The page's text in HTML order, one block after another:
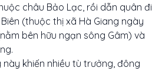
châu Bảo Lạc, rồi dẫn quân đi
(thuộc thị xã Hà Giang ngày
bên hữu ngạn sông Gâm) và
khiến nhiều tù trưởng, đông